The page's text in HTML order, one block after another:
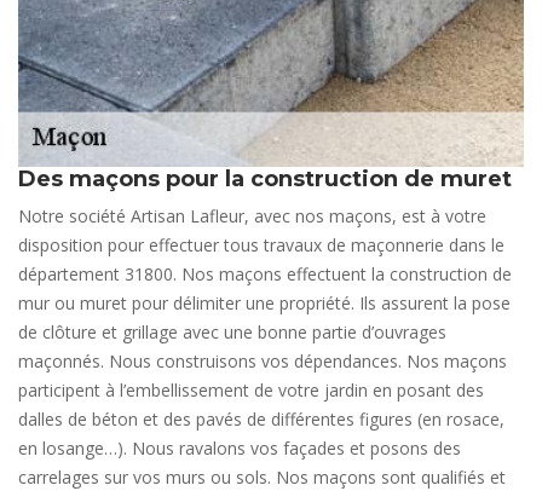
Des maçons pour la construction de muret
Notre société Artisan Lafleur, avec nos maçons, est à votre
disposition pour effectuer tous travaux de maçonnerie dans le
département 31800. Nos maçons effectuent la construction de
mur ou muret pour délimiter une propriété. Ils assurent la pose
de clôture et grillage avec une bonne partie d’ouvrages
maçonnés. Nous construisons vos dépendances. Nos maçons
participent à l’embellissement de votre jardin en posant des
dalles de béton et des pavés de différentes figures (en rosace,
en losange…). Nous ravalons vos façades et posons des
carrelages sur vos murs ou sols. Nos maçons sont qualifiés et